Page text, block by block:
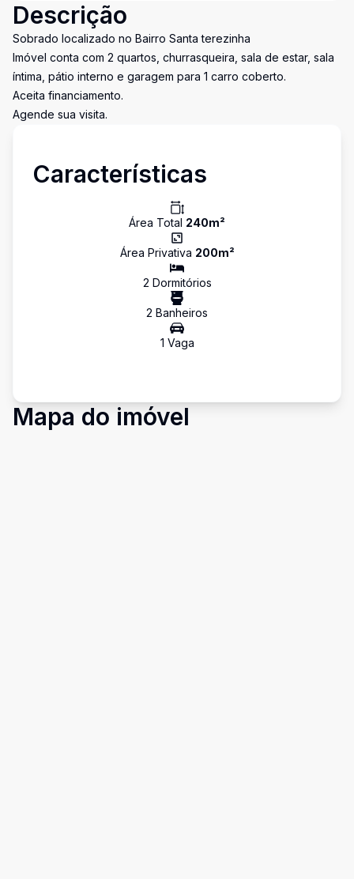
Descrição
Sobrado localizado no Bairro Santa terezinha
Imóvel conta com 2 quartos, churrasqueira, sala de estar, sala
íntima, pátio interno e garagem para 1 carro coberto.
Aceita financiamento.
Agende sua visita.
Características
Área Total 240m²
Área Privativa 200m²
2 Dormitórios
2 Banheiros
1 Vaga
Mapa do imóvel